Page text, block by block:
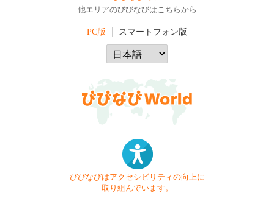
他エリアのびびなびはこちらから
PC版 スマートフォン版
びびなびはアクセシビリティの向上に
取り組んでいます。